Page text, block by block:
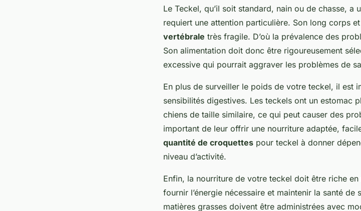
Le Teckel, qu’il soit standard, nain ou de chasse,
requiert une attention particulière. Son long corps
vertébrale très fragile. D’où la prévalence des
Son alimentation doit donc être rigoureusement
excessive qui pourrait aggraver les problèmes de
En plus de surveiller le poids de votre teckel, il est
sensibilités digestives. Les teckels ont un estomac
chiens de taille similaire, ce qui peut causer des
important de leur offrir une nourriture adaptée,
quantité de croquettes pour teckel à donner
niveau d’activité.
Enfin, la nourriture de votre teckel doit être riche en
fournir l’énergie nécessaire et maintenir la santé
matières grasses doivent être administrées avec